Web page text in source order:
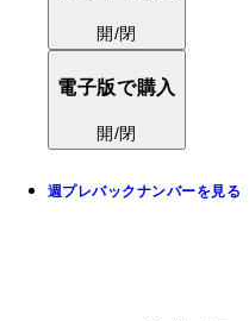
開/閉
電子版で購入
開/閉
週プレバックナンバーを見る